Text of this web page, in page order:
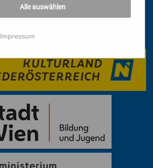
Alle auswählen
Impressum